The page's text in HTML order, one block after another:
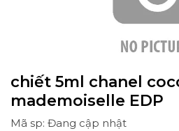
chiết 5ml chanel
mademoiselle EDP
Mã sp: Đang cập nhật